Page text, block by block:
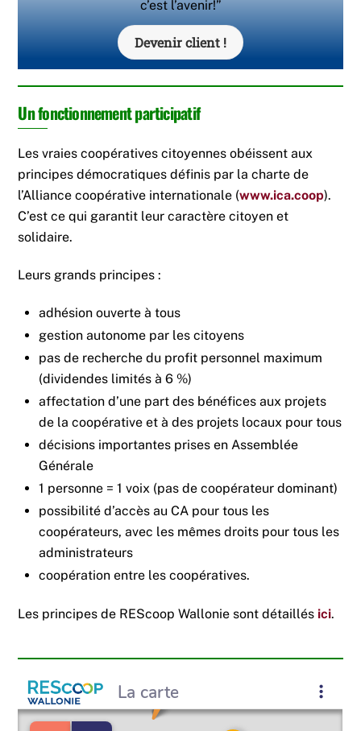
c’est l’avenir!”
Devenir client !
Un fonctionnement participatif
Les vraies coopératives citoyennes obéissent aux
principes démocratiques définis par la charte de
l’Alliance coopérative internationale (www.ica.coop).
C’est ce qui garantit leur caractère citoyen et
solidaire.
Leurs grands principes :
adhésion ouverte à tous
gestion autonome par les citoyens
pas de recherche du profit personnel maximum
(dividendes limités à 6 %)
affectation d’une part des bénéfices aux projets
de la coopérative et à des projets locaux pour tous
décisions importantes prises en Assemblée
Générale
1 personne = 1 voix (pas de coopérateur dominant)
possibilité d’accès au CA pour tous les
coopérateurs, avec les mêmes droits pour tous les
administrateurs
coopération entre les coopératives.
Les principes de REScoop Wallonie sont détaillés ici.